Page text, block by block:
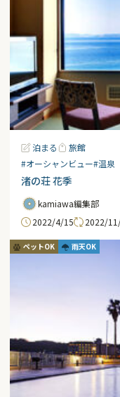
泊まる
旅館
#オーシャンビュー#温泉
渚の荘 花季
kamiawa編集部
2022/4/15
2022/
ペットOK 雨天OK